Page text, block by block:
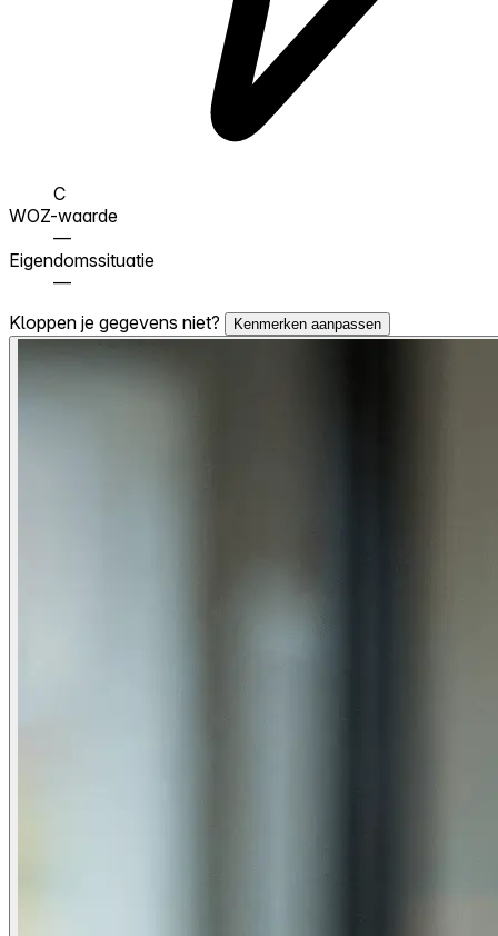
C
WOZ-waarde
—
Eigendomssituatie
—
Kloppen je gegevens niet?
Kenmerken aanpassen